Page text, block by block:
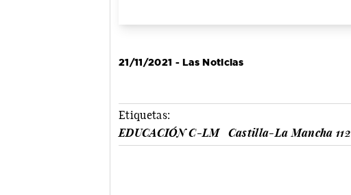
21/11/2021 - Las Noticias
Etiquetas:
EDUCACIÓN C-LM
Castilla-La Mancha 112